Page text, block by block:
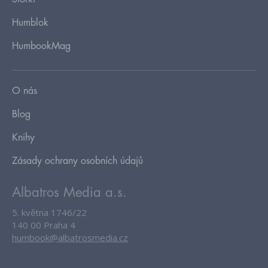
Humblok
HumbookMag
O nás
Blog
Knihy
Zásady ochrany osobních údajů
Albatros Media a.s.
5. května 1746/22
140 00 Praha 4
humbook@albatrosmedia.cz